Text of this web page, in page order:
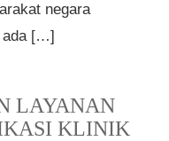
negara
ada […]
LAYANAN
KLINIK